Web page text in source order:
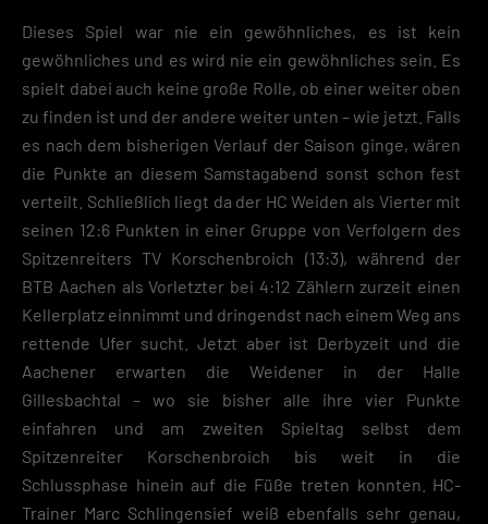
Dieses Spiel war nie ein gewöhnliches, es ist kein
gewöhnliches und es wird nie ein gewöhnliches sein. Es
spielt dabei auch keine große Rolle, ob einer weiter oben
zu finden ist und der andere weiter unten – wie jetzt. Falls
es nach dem bisherigen Verlauf der Saison ginge, wären
die Punkte an diesem Samstagabend sonst schon fest
verteilt. Schließlich liegt da der HC Weiden als Vierter mit
seinen 12:6 Punkten in einer Gruppe von Verfolgern des
Spitzenreiters TV Korschenbroich (13:3), während der
BTB Aachen als Vorletzter bei 4:12 Zählern zurzeit einen
Kellerplatz einnimmt und dringendst nach einem Weg ans
rettende Ufer sucht. Jetzt aber ist Derbyzeit und die
Aachener erwarten die Weidener in der Halle
Gillesbachtal – wo sie bisher alle ihre vier Punkte
einfahren und am zweiten Spieltag selbst dem
Spitzenreiter Korschenbroich bis weit in die
Schlussphase hinein auf die Füße treten konnten. HC-
Trainer Marc Schlingensief weiß ebenfalls sehr genau,